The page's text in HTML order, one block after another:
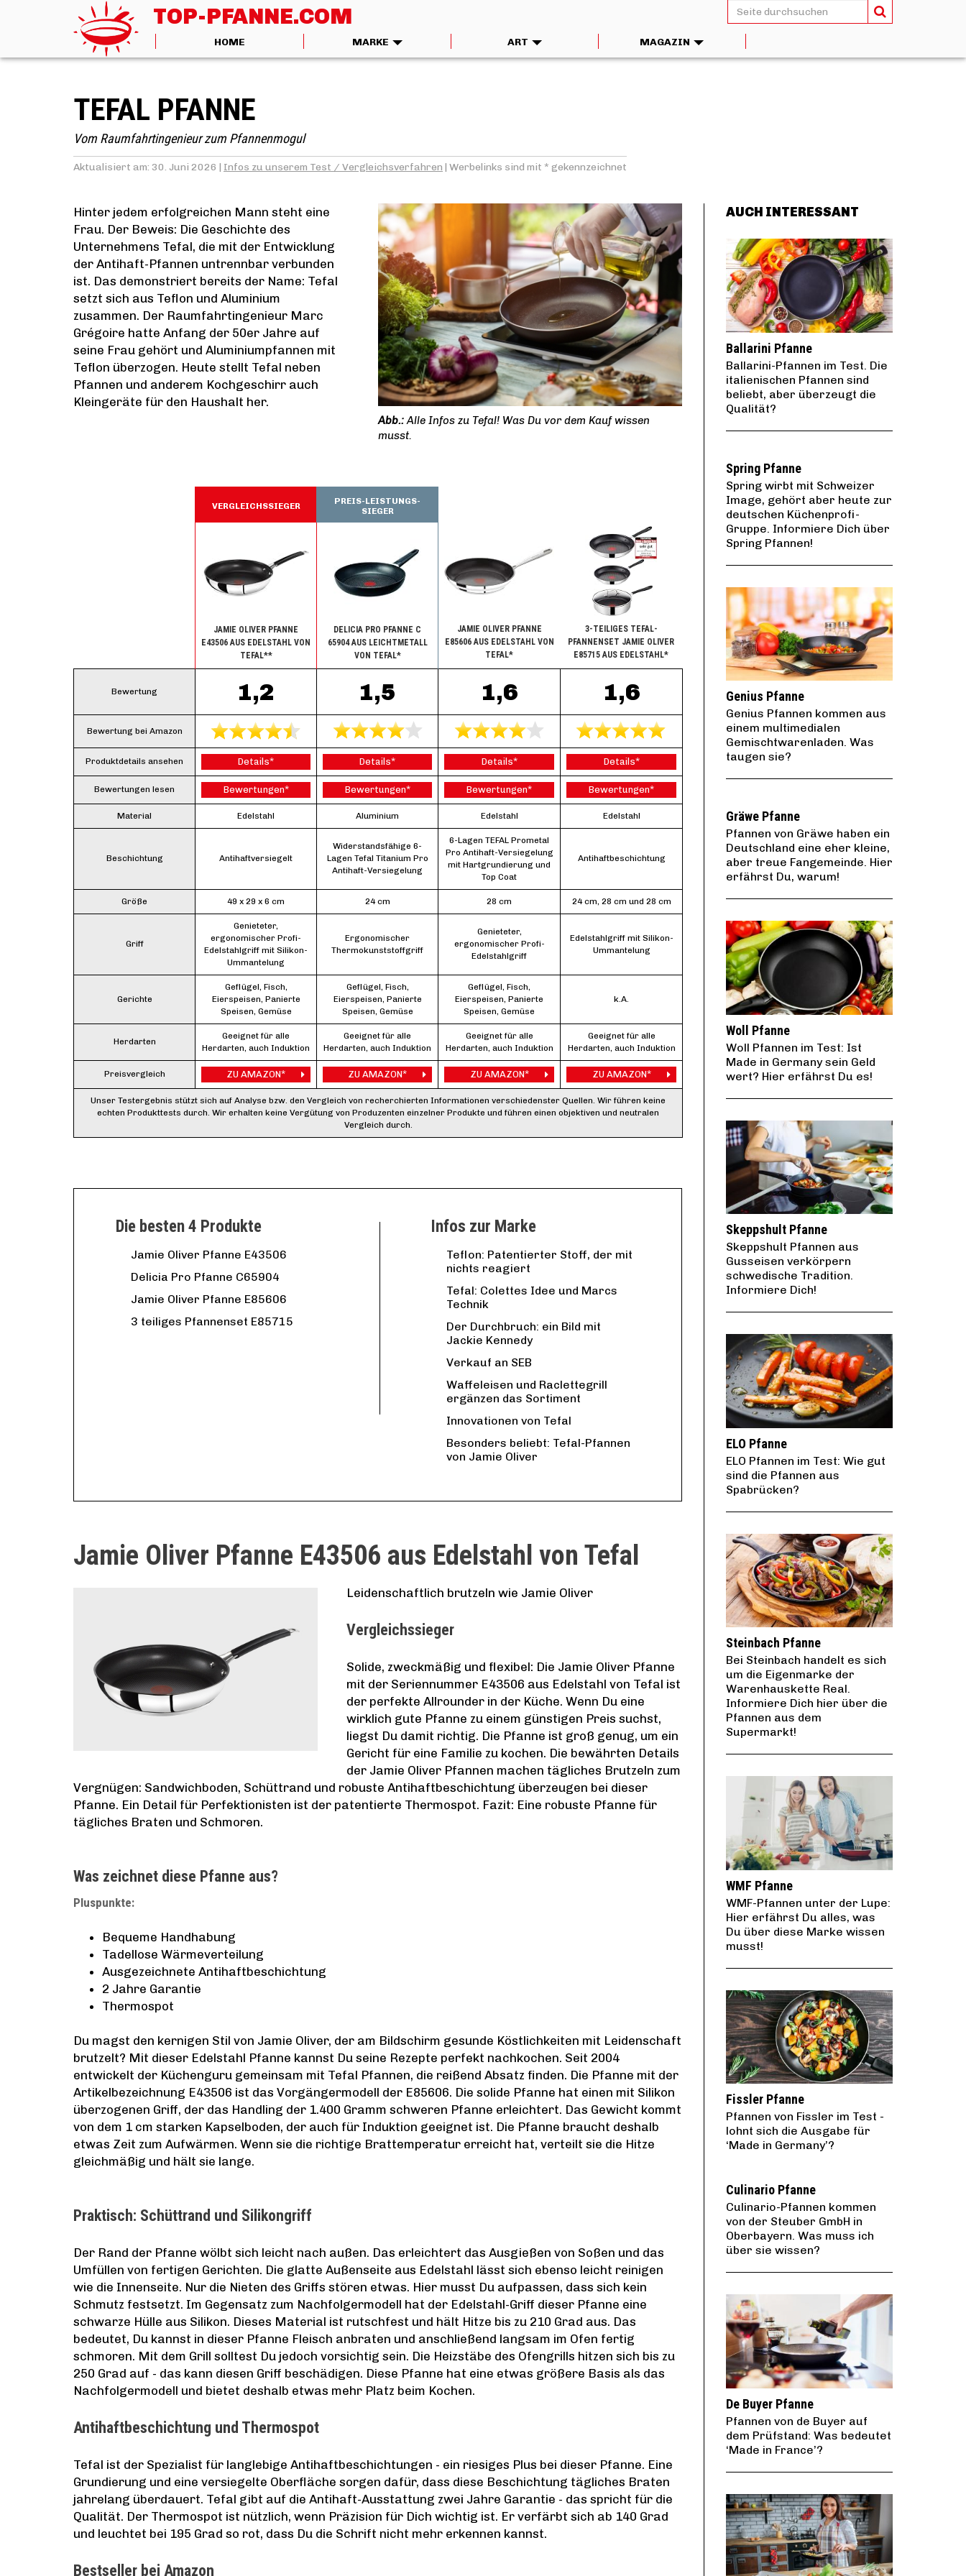
TOP-PFANNE.COM
HOME MARKE ART MAGAZIN
TEFAL PFANNE
Vom Raumfahrtingenieur zum Pfannenmogul
Aktualisiert am: 30. Juni 2026 | Infos zu unserem Test / Vergleichsverfahren | Werbelinks sind mit * gekennzeichnet
Alle Infos zu Tefal! Was Du vor dem Kauf wissen
musst.
Hinter jedem erfolgreichen Mann steht eine
Frau. Der Beweis: Die Geschichte des
Unternehmens Tefal, die mit der Entwicklung
der Antihaft-Pfannen untrennbar verbunden
ist. Das demonstriert bereits der Name: Tefal
setzt sich aus Teflon und Aluminium
zusammen. Der Raumfahrtingenieur Marc
Grégoire hatte Anfang der 50er Jahre auf
seine Frau gehört und Aluminiumpfannen mit
Teflon überzogen. Heute stellt Tefal neben
Pfannen und anderem Kochgeschirr auch
Kleingeräte für den Haushalt her.
VERGLEICHSSIEGER
JAMIE OLIVER PFANNE
E43506 AUS EDELSTAHL VON
TEFAL**
PREIS-LEISTUNGS-
SIEGER
DELICIA PRO PFANNE C
65904 AUS LEICHTMETALL
VON TEFAL*
JAMIE OLIVER PFANNE
E85606 AUS EDELSTAHL VON
TEFAL*
3-TEILIGES TEFAL-
PFANNENSET JAMIE OLIVER
E85715 AUS EDELSTAHL*
Bewertung 1,2 1,5 1,6 1,6
Bewertung bei Amazon
Produktdetails ansehen Details* Details* Details* Details*
Bewertungen lesen Bewertungen* Bewertungen* Bewertungen* Bewertungen*
Material Edelstahl Aluminium Edelstahl Edelstahl
Beschichtung Antihaftversiegelt
Widerstandsfähige 6-
Lagen Tefal Titanium Pro
Antihaft-Versiegelung
6-Lagen TEFAL Prometal
Pro Antihaft-Versiegelung
mit Hartgrundierung und
Top Coat
Antihaftbeschichtung
Größe 49 x 29 x 6 cm 24 cm 28 cm 24 cm, 28 cm und 28 cm
Griff
Genieteter,
ergonomischer Profi-
Edelstahlgriff mit Silikon-
Ummantelung
Ergonomischer
Thermokunststoffgriff
Genieteter,
ergonomischer Profi-
Edelstahlgriff
Edelstahlgriff mit Silikon-
Ummantelung
Gerichte
Geflügel, Fisch,
Eierspeisen, Panierte
Speisen, Gemüse
Geflügel, Fisch,
Eierspeisen, Panierte
Speisen, Gemüse
Geflügel, Fisch,
Eierspeisen, Panierte
Speisen, Gemüse
k.A.
Herdarten
Geeignet für alle
Herdarten, auch Induktion
Geeignet für alle
Herdarten, auch Induktion
Geeignet für alle
Herdarten, auch Induktion
Geeignet für alle
Herdarten, auch Induktion
Preisvergleich ZU AMAZON* ZU AMAZON* ZU AMAZON* ZU AMAZON*
Unser Testergebnis stützt sich auf Analyse bzw. den Vergleich von recherchierten Informationen verschiedenster Quellen. Wir führen keine
echten Produkttests durch. Wir erhalten keine Vergütung von Produzenten einzelner Produkte und führen einen objektiven und neutralen
Vergleich durch.
Die besten 4 Produkte
Jamie Oliver Pfanne E43506
Delicia Pro Pfanne C65904
Jamie Oliver Pfanne E85606
3 teiliges Pfannenset E85715
Infos zur Marke
Teflon: Patentierter Stoff, der mit
nichts reagiert
Tefal: Colettes Idee und Marcs
Technik
Der Durchbruch: ein Bild mit
Jackie Kennedy
Verkauf an SEB
Waffeleisen und Raclettegrill
ergänzen das Sortiment
Innovationen von Tefal
Besonders beliebt: Tefal-Pfannen
von Jamie Oliver
Jamie Oliver Pfanne E43506 aus Edelstahl von Tefal
Leidenschaftlich brutzeln wie Jamie Oliver
Vergleichssieger
Solide, zweckmäßig und flexibel: Die Jamie Oliver Pfanne
mit der Seriennummer E43506 aus Edelstahl von Tefal ist
der perfekte Allrounder in der Küche. Wenn Du eine
wirklich gute Pfanne zu einem günstigen Preis suchst,
liegst Du damit richtig. Die Pfanne ist groß genug, um ein
Gericht für eine Familie zu kochen. Die bewährten Details
der Jamie Oliver Pfannen machen tägliches Brutzeln zum
Vergnügen: Sandwichboden, Schüttrand und robuste Antihaftbeschichtung überzeugen bei dieser
Pfanne. Ein Detail für Perfektionisten ist der patentierte Thermospot. Fazit: Eine robuste Pfanne für
tägliches Braten und Schmoren.
Was zeichnet diese Pfanne aus?
Pluspunkte:
Bequeme Handhabung
Tadellose Wärmeverteilung
Ausgezeichnete Antihaftbeschichtung
2 Jahre Garantie
Thermospot
Du magst den kernigen Stil von Jamie Oliver, der am Bildschirm gesunde Köstlichkeiten mit Leidenschaft
brutzelt? Mit dieser Edelstahl Pfanne kannst Du seine Rezepte perfekt nachkochen. Seit 2004
entwickelt der Küchenguru gemeinsam mit Tefal Pfannen, die reißend Absatz finden. Die Pfanne mit der
Artikelbezeichnung E43506 ist das Vorgängermodell der E85606. Die solide Pfanne hat einen mit Silikon
überzogenen Griff, der das Handling der 1.400 Gramm schweren Pfanne erleichtert. Das Gewicht kommt
von dem 1 cm starken Kapselboden, der auch für Induktion geeignet ist. Die Pfanne braucht deshalb
etwas Zeit zum Aufwärmen. Wenn sie die richtige Brattemperatur erreicht hat, verteilt sie die Hitze
gleichmäßig und hält sie lange.
Praktisch: Schüttrand und Silikongriff
Der Rand der Pfanne wölbt sich leicht nach außen. Das erleichtert das Ausgießen von Soßen und das
Umfüllen von fertigen Gerichten. Die glatte Außenseite aus Edelstahl lässt sich ebenso leicht reinigen
wie die Innenseite. Nur die Nieten des Griffs stören etwas. Hier musst Du aufpassen, dass sich kein
Schmutz festsetzt. Im Gegensatz zum Nachfolgermodell hat der Edelstahl-Griff dieser Pfanne eine
schwarze Hülle aus Silikon. Dieses Material ist rutschfest und hält Hitze bis zu 210 Grad aus. Das
bedeutet, Du kannst in dieser Pfanne Fleisch anbraten und anschließend langsam im Ofen fertig
schmoren. Mit dem Grill solltest Du jedoch vorsichtig sein. Die Heizstäbe des Ofengrills hitzen sich bis zu
250 Grad auf - das kann diesen Griff beschädigen. Diese Pfanne hat eine etwas größere Basis als das
Nachfolgermodell und bietet deshalb etwas mehr Platz beim Kochen.
Antihaftbeschichtung und Thermospot
Tefal ist der Spezialist für langlebige Antihaftbeschichtungen - ein riesiges Plus bei dieser Pfanne. Eine
Grundierung und eine versiegelte Oberfläche sorgen dafür, dass diese Beschichtung tägliches Braten
jahrelang überdauert. Tefal gibt auf die Antihaft-Ausstattung zwei Jahre Garantie - das spricht für die
Qualität. Der Thermospot ist nützlich, wenn Präzision für Dich wichtig ist. Er verfärbt sich ab 140 Grad
und leuchtet bei 195 Grad so rot, dass Du die Schrift nicht mehr erkennen kannst.
Bestseller bei Amazon
AUCH INTERESSANT
Ballarini Pfanne
Ballarini-Pfannen im Test. Die
italienischen Pfannen sind
beliebt, aber überzeugt die
Qualität?
Spring Pfanne
Spring wirbt mit Schweizer
Image, gehört aber heute zur
deutschen Küchenprofi-
Gruppe. Informiere Dich über
Spring Pfannen!
Genius Pfanne
Genius Pfannen kommen aus
einem multimedialen
Gemischtwarenladen. Was
taugen sie?
Gräwe Pfanne
Pfannen von Gräwe haben ein
Deutschland eine eher kleine,
aber treue Fangemeinde. Hier
erfährst Du, warum!
Woll Pfanne
Woll Pfannen im Test: Ist
Made in Germany sein Geld
wert? Hier erfährst Du es!
Skeppshult Pfanne
Skeppshult Pfannen aus
Gusseisen verkörpern
schwedische Tradition.
Informiere Dich!
ELO Pfanne
ELO Pfannen im Test: Wie gut
sind die Pfannen aus
Spabrücken?
Steinbach Pfanne
Bei Steinbach handelt es sich
um die Eigenmarke der
Warenhauskette Real.
Informiere Dich hier über die
Pfannen aus dem
Supermarkt!
WMF Pfanne
WMF-Pfannen unter der Lupe:
Hier erfährst Du alles, was
Du über diese Marke wissen
musst!
Fissler Pfanne
Pfannen von Fissler im Test -
lohnt sich die Ausgabe für
‘Made in Germany’?
Culinario Pfanne
Culinario-Pfannen kommen
von der Steuber GmbH in
Oberbayern. Was muss ich
über sie wissen?
De Buyer Pfanne
Pfannen von de Buyer auf
dem Prüfstand: Was bedeutet
‘Made in France’?